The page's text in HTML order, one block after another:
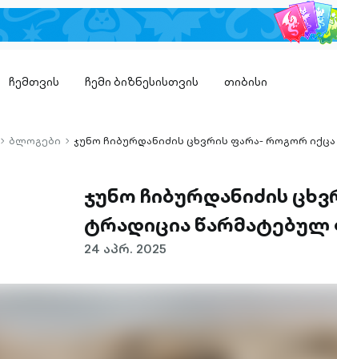
ჩემთვის ჩემი ბიზნესისთვის თიბისი
chevron-
ბლოგები chevron-
ჯუნო ჩიბურდანიძის ცხვრის ფარა- როგორ
ჯუნო ჩიბურდანიძის
ტრადიცია
24 აპრ. 2025